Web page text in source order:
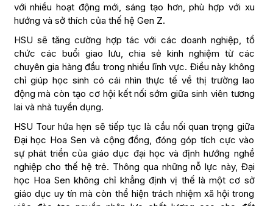
quảng bá hình ảnh và chất lượng đào tạo của nhà trường
đến với cộng đồng.
Cụ thể, nhà trường dự kiến sẽ mở rộng quy mô của HSU
Tour, tổ chức tại nhiều trường THPT hơn trên địa bàn
thành phố. Bên cạnh đó, chương trình sẽ được nâng cấp
với nhiều hoạt động mới, sáng tạo hơn, phù hợp với xu
hướng và sở thích của thế hệ Gen Z.
HSU sẽ tăng cường hợp tác với các doanh nghiệp, tổ
chức các buổi giao lưu, chia sẻ kinh nghiệm từ các
chuyên gia hàng đầu trong nhiều lĩnh vực. Điều này không
chỉ giúp học sinh có cái nhìn thực tế về thị trường lao
động mà còn tạo cơ hội kết nối sớm giữa sinh viên tương
lai và nhà tuyển dụng.
HSU Tour hứa hẹn sẽ tiếp tục là cầu nối quan trọng giữa